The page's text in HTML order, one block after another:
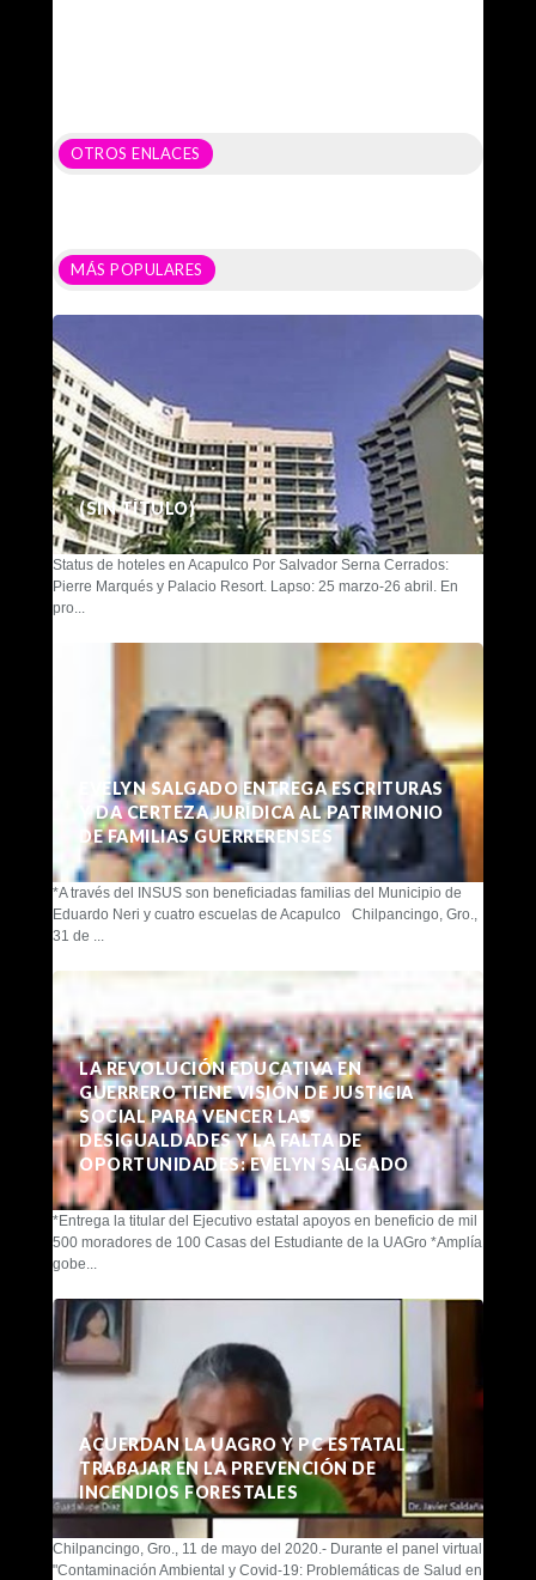
OTROS ENLACES
MÁS POPULARES
(SIN TÍTULO)
Status de hoteles en Acapulco Por Salvador Serna Cerrados:
Pierre Marqués y Palacio Resort. Lapso: 25 marzo-26 abril. En
pro...
EVELYN SALGADO ENTREGA ESCRITURAS
Y DA CERTEZA JURÍDICA AL PATRIMONIO
DE FAMILIAS GUERRERENSES
*A través del INSUS son beneficiadas familias del Municipio de
Eduardo Neri y cuatro escuelas de Acapulco Chilpancingo, Gro.,
31 de ...
LA REVOLUCIÓN EDUCATIVA EN
GUERRERO TIENE VISIÓN DE JUSTICIA
SOCIAL PARA VENCER LAS
DESIGUALDADES Y LA FALTA DE
OPORTUNIDADES: EVELYN SALGADO
*Entrega la titular del Ejecutivo estatal apoyos en beneficio de mil
500 moradores de 100 Casas del Estudiante de la UAGro *Amplía
gobe...
ACUERDAN LA UAGRO Y PC ESTATAL
TRABAJAR EN LA PREVENCIÓN DE
INCENDIOS FORESTALES
Chilpancingo, Gro., 11 de mayo del 2020.- Durante el panel virtual
"Contaminación Ambiental y Covid-19: Problemáticas de Salud en